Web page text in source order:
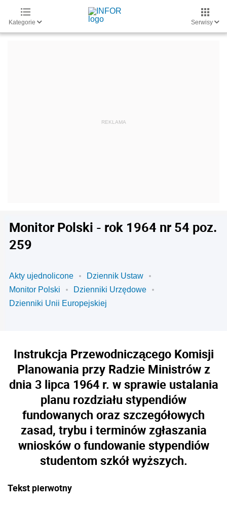
Kategorie Serwisy
Monitor Polski - rok 1964 nr 54 poz.
259
Akty ujednolicone
Dziennik Ustaw
Monitor Polski
Dzienniki Urzędowe
Dzienniki Unii Europejskiej
Instrukcja Przewodniczącego Komisji
Planowania przy Radzie Ministrów z
dnia 3 lipca 1964 r. w sprawie ustalania
planu rozdziału stypendiów
fundowanych oraz szczegółowych
zasad, trybu i terminów zgłaszania
wniosków o fundowanie stypendiów
studentom szkół wyższych.
Tekst pierwotny